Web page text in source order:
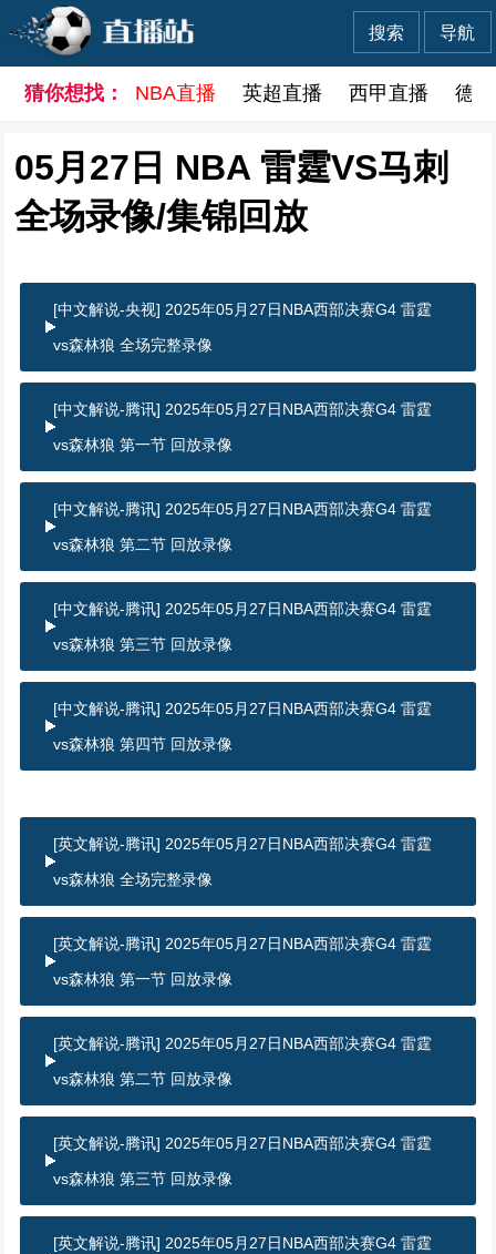
导航
搜索
猜你想找： NBA直播 英超直播 西甲直播 德
05月27日 NBA 雷霆VS马刺
全场录像/集锦回放
[中文解说-央视] 2025年05月27日NBA西部决赛G4 雷霆
vs森林狼 全场完整录像
[中文解说-腾讯] 2025年05月27日NBA西部决赛G4 雷霆
vs森林狼 第一节 回放录像
[中文解说-腾讯] 2025年05月27日NBA西部决赛G4 雷霆
vs森林狼 第二节 回放录像
[中文解说-腾讯] 2025年05月27日NBA西部决赛G4 雷霆
vs森林狼 第三节 回放录像
[中文解说-腾讯] 2025年05月27日NBA西部决赛G4 雷霆
vs森林狼 第四节 回放录像
[英文解说-腾讯] 2025年05月27日NBA西部决赛G4 雷霆
vs森林狼 全场完整录像
[英文解说-腾讯] 2025年05月27日NBA西部决赛G4 雷霆
vs森林狼 第一节 回放录像
[英文解说-腾讯] 2025年05月27日NBA西部决赛G4 雷霆
vs森林狼 第二节 回放录像
[英文解说-腾讯] 2025年05月27日NBA西部决赛G4 雷霆
vs森林狼 第三节 回放录像
[英文解说-腾讯] 2025年05月27日NBA西部决赛G4 雷霆